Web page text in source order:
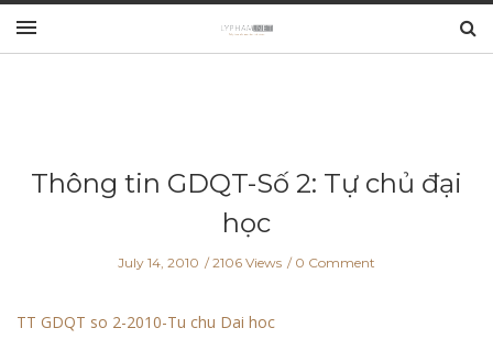
Thông tin GDQT-Số 2: Tự chủ đại
học
July 14, 2010 2106 Views 0 Comment
TT GDQT so 2-2010-Tu chu Dai hoc